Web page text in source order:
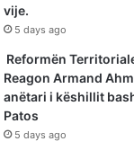
vije.
5 days ago
Reformën
Reagon Armand
anëtari i këshillit
Patos
5 days ago